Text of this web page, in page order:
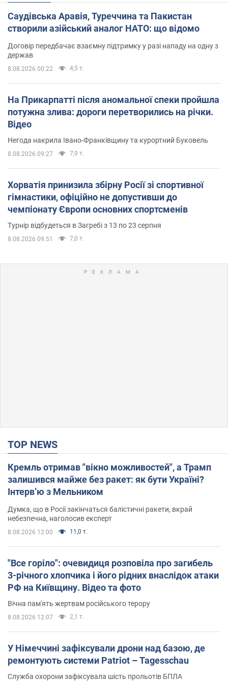
Саудівська Аравія, Туреччина та Пакистан
створили азійський аналог НАТО: що відомо
Договір передбачає взаємну підтримку у разі нападу на одну з
держав
8.08.2026 00:22 4,5 т.
На Прикарпатті після аномальної спеки пройшла
потужна злива: дороги перетворились на річки.
Відео
Негода накрила Івано-Франківщину та курортний Буковель
8.08.2026 09:27 7,9 т.
Хорватія принизила збірну Росії зі спортивної
гімнастики, офіційно не допустивши до
чемпіонату Європи основних спортсменів
Турнір відбудеться в Загребі з 13 по 23 серпня
8.08.2026 09:51 7,0 т.
TOP NEWS
Кремль отримав "вікно можливостей", а Трамп
залишився майже без ракет: як бути Україні?
Інтерв’ю з Мельником
Думка, що в Росії закінчаться балістичні ракети, вкрай
небезпечна, наголосив експерт
8.08.2026 12:00 11,0 т.
"Все горіло": очевидиця розповіла про загибель
3-річного хлопчика і його рідних внаслідок атаки
РФ на Київщину. Відео та фото
Вічна пам'ять жертвам російського терору
8.08.2026 12:07 2,1 т.
У Німеччині зафіксували дрони над базою, де
ремонтують системи Patriot – Tagesschau
Служба охорони зафіксувала шість прольотів БПЛА